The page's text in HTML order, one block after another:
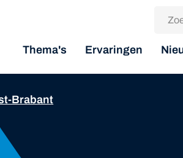
Thema's Ervaringen
Brabant